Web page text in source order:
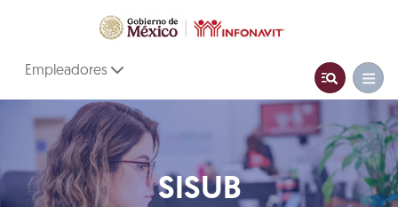
Empleadores
SISUB